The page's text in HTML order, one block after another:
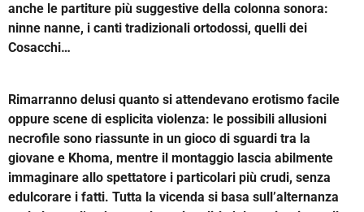
anche le partiture più suggestive della colonna sonora:
ninne nanne, i canti tradizionali ortodossi, quelli dei
Cosacchi…
Rimarranno delusi quanto si attendevano erotismo facile
oppure scene di esplicita violenza: le possibili allusioni
necrofile sono riassunte in un gioco di sguardi tra la
giovane e Khoma, mentre il montaggio lascia abilmente
immaginare allo spettatore i particolari più crudi, senza
edulcorare i fatti. Tutta la vicenda si basa sull’alternanza